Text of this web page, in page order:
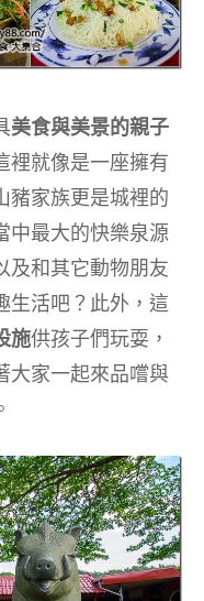
美食與美景的親子
裡就像是一座擁有
豬家族更是城裡的
中最大的快樂泉源
及和其它動物朋友
生活吧？此外，這
施供孩子們玩耍，
大家一起來品嚐與